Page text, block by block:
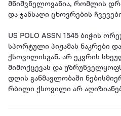
მნიშვნელოვანია, რომლის
და ჯანსაღი ცხოვრების
US POLO ASSN 1545 ბიჭის
სპორტული პიჟამას ნაკრები
ქსოვილისგან. არ ეკვრის
მიმოქცევას და
დღის განმავლობაში
რბილი ქსოვილი არ